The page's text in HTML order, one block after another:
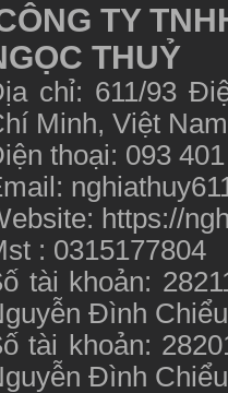
TY
THUỶ
chỉ: 611/93
Minh, Việt
thoại: 093
https://
: 0315177804
tài khoản:
Đình
tài khoản:
Đình